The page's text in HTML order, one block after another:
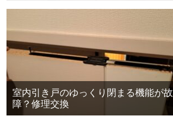
室内引き戸のゆっくり閉まる機能が故
障？修理交換